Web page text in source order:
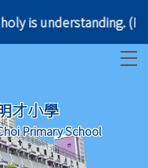
is understanding.
才小學
Primary School